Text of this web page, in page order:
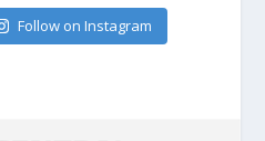
Follow on Instagram